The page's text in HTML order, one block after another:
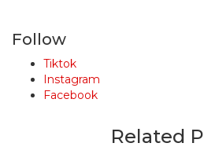
Follow
Tiktok
Instagram
Facebook
Related